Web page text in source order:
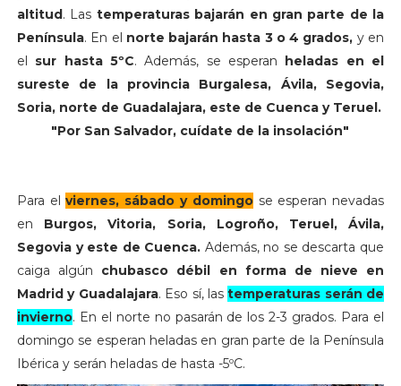
altitud. Las temperaturas bajarán en gran parte de la
Península. En el norte bajarán hasta 3 o 4 grados, y en
el sur hasta 5ºC. Además, se esperan heladas en el
sureste de la provincia Burgalesa, Ávila, Segovia,
Soria, norte de Guadalajara, este de Cuenca y Teruel.
"Por San Salvador, cuídate de la insolación"
Para elviernes, sábado y domingose esperan nevadas
en Burgos, Vitoria, Soria, Logroño, Teruel, Ávila,
Segovia y este de Cuenca. Además, no se descarta que
caiga algún chubasco débil en forma de nieve en
Madrid y Guadalajara. Eso sí, lastemperaturas serán de
invierno. En el norte no pasarán de los 2-3 grados. Para el
domingo se esperan heladas en gran parte de la Península
Ibérica y serán heladas de hasta -5ºC.